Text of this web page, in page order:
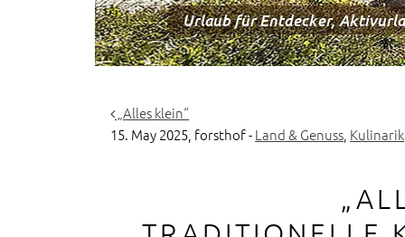
Urlaub für Entdecker,
Echte Landerlebnisse,
Gelebtes Brauchtum,
„Alles klein“
15. May 2025, forsthof-Land & Genuss Kulinarik